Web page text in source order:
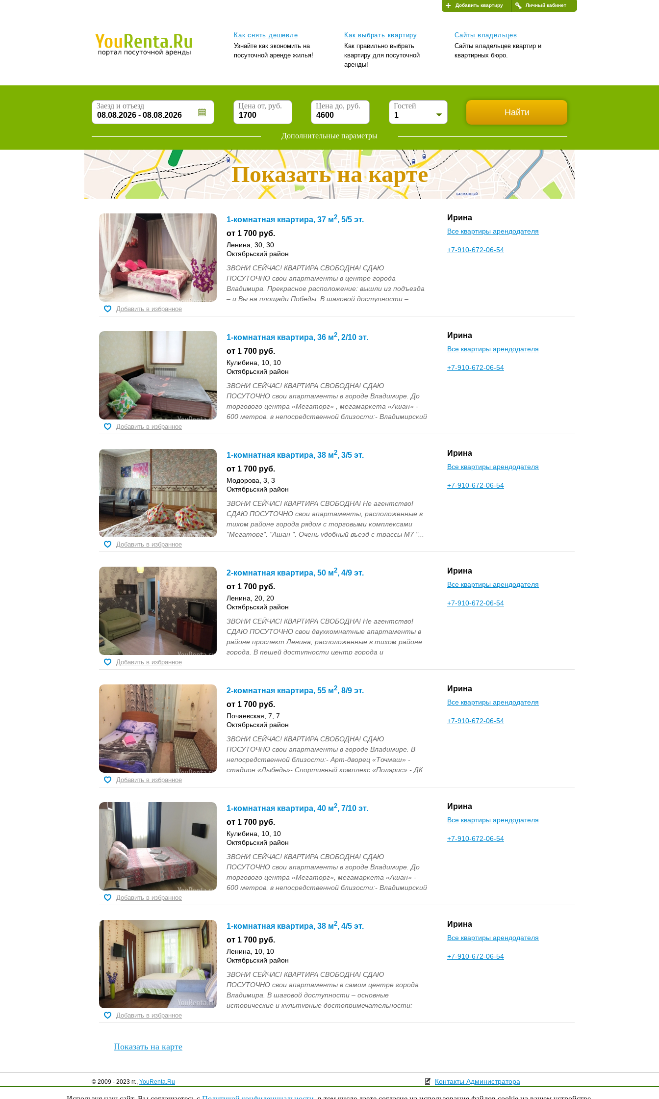
Личный кабинет
Добавить квартиру
Как снять дешевле
Узнайте как экономить на
посуточной аренде жилья!
Как выбрать квартиру
Как правильно выбрать
квартиру для посуточной
аренды!
Сайты владельцев
Сайты владельцев квартир и
квартирных бюро.
Заезд и отъезд Цена от, руб. Цена до, руб. Гостей
Дополнительные параметры
Показать на карте
1-комнатная квартира, 37 м2, 5/5 эт.
от 1 700 руб.
Ленина, 30, 30
Октябрьский район
ЗВОНИ СЕЙЧАС! КВАРТИРА СВОБОДНА! СДАЮ
ПОСУТОЧНО свои апартаменты в центре города
Владимира. Прекрасное расположение: вышли из подъезда
– и Вы на площади Победы. В шаговой доступности –
Ирина
Все квартиры арендодателя
+7-910-672-06-54
Добавить в избранное
1-комнатная квартира, 36 м2, 2/10 эт.
от 1 700 руб.
Кулибина, 10, 10
Октябрьский район
ЗВОНИ СЕЙЧАС! КВАРТИРА СВОБОДНА! СДАЮ
ПОСУТОЧНО свои апартаменты в городе Владимире. До
торгового центра «Мегаторг» , мегамаркета «Ашан» -
600 метров, в непосредственной близости:- Владимирский
Ирина
Все квартиры арендодателя
+7-910-672-06-54
Добавить в избранное
1-комнатная квартира, 38 м2, 3/5 эт.
от 1 700 руб.
Модорова, 3, 3
Октябрьский район
ЗВОНИ СЕЙЧАС! КВАРТИРА СВОБОДНА! Не агентство!
СДАЮ ПОСУТОЧНО свои апартаменты, расположенные в
тихом районе города рядом с торговыми комплексами
"Мегаторг", "Ашан ". Очень удобный въезд с трассы М7 "...
Ирина
Все квартиры арендодателя
+7-910-672-06-54
Добавить в избранное
2-комнатная квартира, 50 м2, 4/9 эт.
от 1 700 руб.
Ленина, 20, 20
Октябрьский район
ЗВОНИ СЕЙЧАС! КВАРТИРА СВОБОДНА! Не агентство!
СДАЮ ПОСУТОЧНО свои двухкомнатные апартаменты в
районе проспект Ленина, расположенные в тихом районе
города. В пешей доступности центр города и
Ирина
Все квартиры арендодателя
+7-910-672-06-54
Добавить в избранное
2-комнатная квартира, 55 м2, 8/9 эт.
от 1 700 руб.
Почаевская, 7, 7
Октябрьский район
ЗВОНИ СЕЙЧАС! КВАРТИРА СВОБОДНА! СДАЮ
ПОСУТОЧНО свои апартаменты в городе Владимире. В
непосредственной близости:- Арт-дворец «Точмаш» -
стадион «Лыбедь»- Спортивный комплекс «Полярис» - ДК
Ирина
Все квартиры арендодателя
+7-910-672-06-54
Добавить в избранное
1-комнатная квартира, 40 м2, 7/10 эт.
от 1 700 руб.
Кулибина, 10, 10
Октябрьский район
ЗВОНИ СЕЙЧАС! КВАРТИРА СВОБОДНА! СДАЮ
ПОСУТОЧНО свои апартаменты в городе Владимире. До
торгового центра «Мегаторг», мегамаркета «Ашан» -
600 метров, в непосредственной близости:- Владимирский
Ирина
Все квартиры арендодателя
+7-910-672-06-54
Добавить в избранное
1-комнатная квартира, 38 м2, 4/5 эт.
от 1 700 руб.
Ленина, 10, 10
Октябрьский район
ЗВОНИ СЕЙЧАС! КВАРТИРА СВОБОДНА! СДАЮ
ПОСУТОЧНО свои апартаменты в самом центре города
Владимира. В шаговой доступности – основные
исторические и культурные достопримечательности:
Ирина
Все квартиры арендодателя
+7-910-672-06-54
Добавить в избранное
Показать на карте
© 2009 - 2023 гг., YouRenta.Ru Контакты Администратора
Политика конфиденциальности